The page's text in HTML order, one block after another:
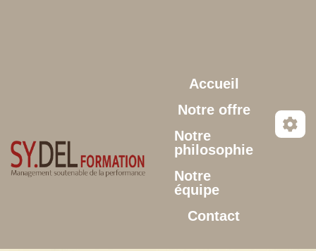
Accueil
Notre offre
Notre
philosophie
Notre
équipe
Contact